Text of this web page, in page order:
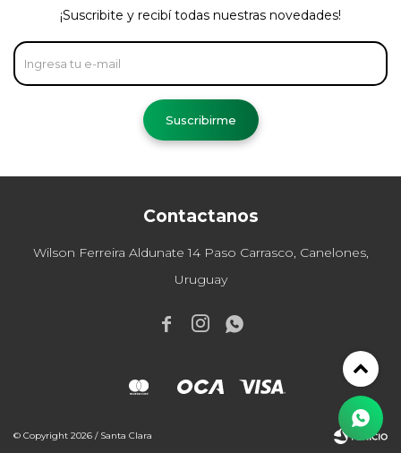
Contactanos
Wilson Ferreira Aldunate 14 Paso Carrasco, Canelones,
Uruguay
  
¡Suscribite y recibí todas nuestras novedades!
Suscribirme
© Copyright 2026 / Santa Clara